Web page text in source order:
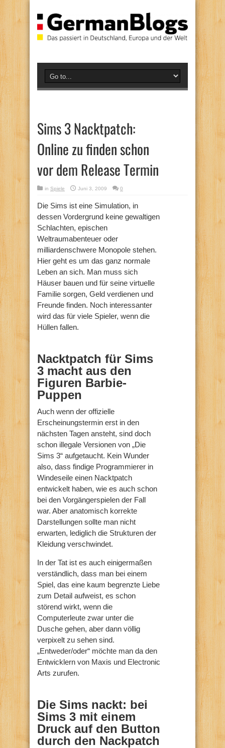
Sims 3 Nacktpatch:
Online zu finden schon
vor dem Release Termin
in Spiele Juni 3, 2009 0
Die Sims ist eine Simulation, in
dessen Vordergrund keine gewaltigen
Schlachten, epischen
Weltraumabenteuer oder
milliardenschwere Monopole stehen.
Hier geht es um das ganz normale
Leben an sich. Man muss sich
Häuser bauen und für seine virtuelle
Familie sorgen, Geld verdienen und
Freunde finden. Noch interessanter
wird das für viele Spieler, wenn die
Hüllen fallen.
Nacktpatch für Sims
3 macht aus den
Figuren Barbie-
Puppen
Auch wenn der offizielle
Erscheinungstermin erst in den
nächsten Tagen ansteht, sind doch
schon illegale Versionen von „Die
Sims 3“ aufgetaucht. Kein Wunder
also, dass findige Programmierer in
Windeseile einen Nacktpatch
entwickelt haben, wie es auch schon
bei den Vorgängerspielen der Fall
war. Aber anatomisch korrekte
Darstellungen sollte man nicht
erwarten, lediglich die Strukturen der
Kleidung verschwindet.
In der Tat ist es auch einigermaßen
verständlich, dass man bei einem
Spiel, das eine kaum begrenzte Liebe
zum Detail aufweist, es schon
störend wirkt, wenn die
Computerleute zwar unter die
Dusche gehen, aber dann völlig
verpixelt zu sehen sind.
„Entweder/oder“ möchte man da den
Entwicklern von Maxis und Electronic
Arts zurufen.
Die Sims nackt: bei
Sims 3 mit einem
Druck auf den Button
durch den Nackpatch